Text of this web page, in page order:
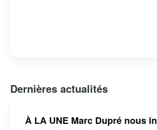
Dernières actualités
À LA UNE Marc Dupré nous